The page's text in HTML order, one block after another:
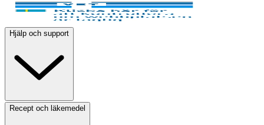
Hjälp och support
Recept och läkemedel